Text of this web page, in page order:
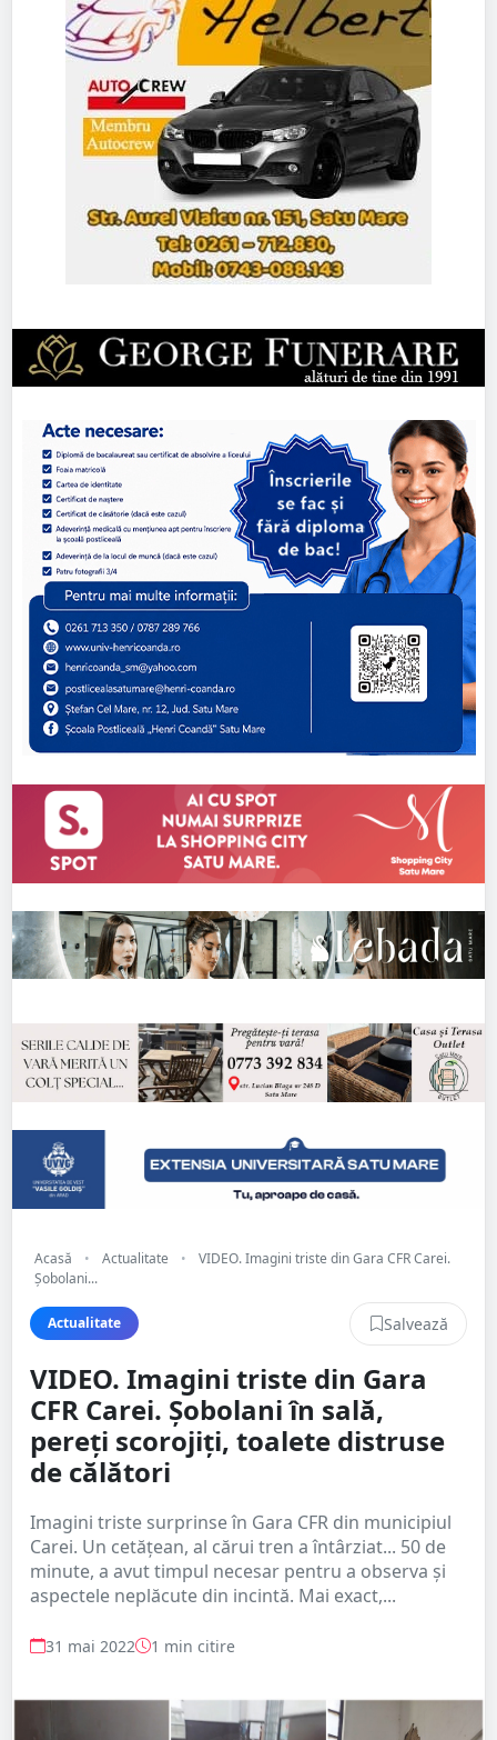
Acasă • Actualitate •
VIDEO. Imagini triste din Gara CFR Carei.
Șobolani...
Actualitate Salvează
VIDEO. Imagini triste din Gara
CFR Carei. Șobolani în sală,
pereți scorojiți, toalete distruse
de călători
Imagini triste surprinse în Gara CFR din municipiul
Carei. Un cetățean, al cărui tren a întârziat... 50 de
minute, a avut timpul necesar pentru a observa și
aspectele neplăcute din incintă. Mai exact,...
31 mai 2022 1 min citire